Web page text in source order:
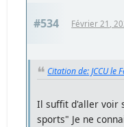
#534 Février 21,
Citation de: JCCU le
Il suffit d'aller voir
sports" Je ne